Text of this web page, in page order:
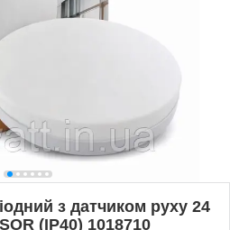
з датчиком руху 24
(IP40) 1018710